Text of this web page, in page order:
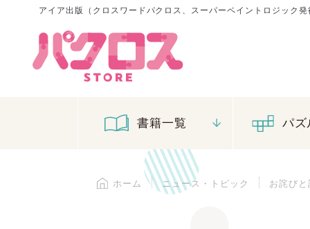
アイア出版（クロスワードパクロス、スーパーペイントロジック
書籍一覧 パズ
ホーム ニュース・トピック お詫びと